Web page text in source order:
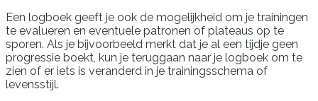
Een logboek geeft je ook de mogelijkheid om je trainingen
te evalueren en eventuele patronen of plateaus op te
sporen. Als je bijvoorbeeld merkt dat je al een tijdje geen
progressie boekt, kun je teruggaan naar je logboek om te
zien of er iets is veranderd in je trainingsschema of
levensstijl.